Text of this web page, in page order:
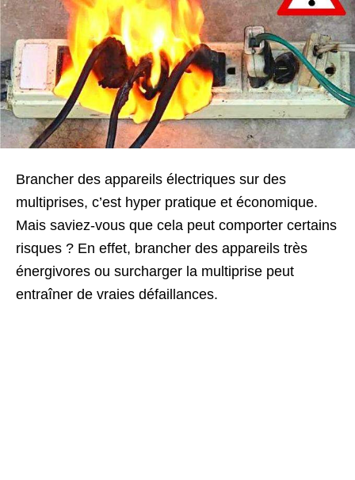
Brancher des appareils électriques sur des
multiprises, c’est hyper pratique et économique.
Mais saviez-vous que cela peut comporter certains
risques ? En effet, brancher des appareils très
énergivores ou surcharger la multiprise peut
entraîner de vraies défaillances.